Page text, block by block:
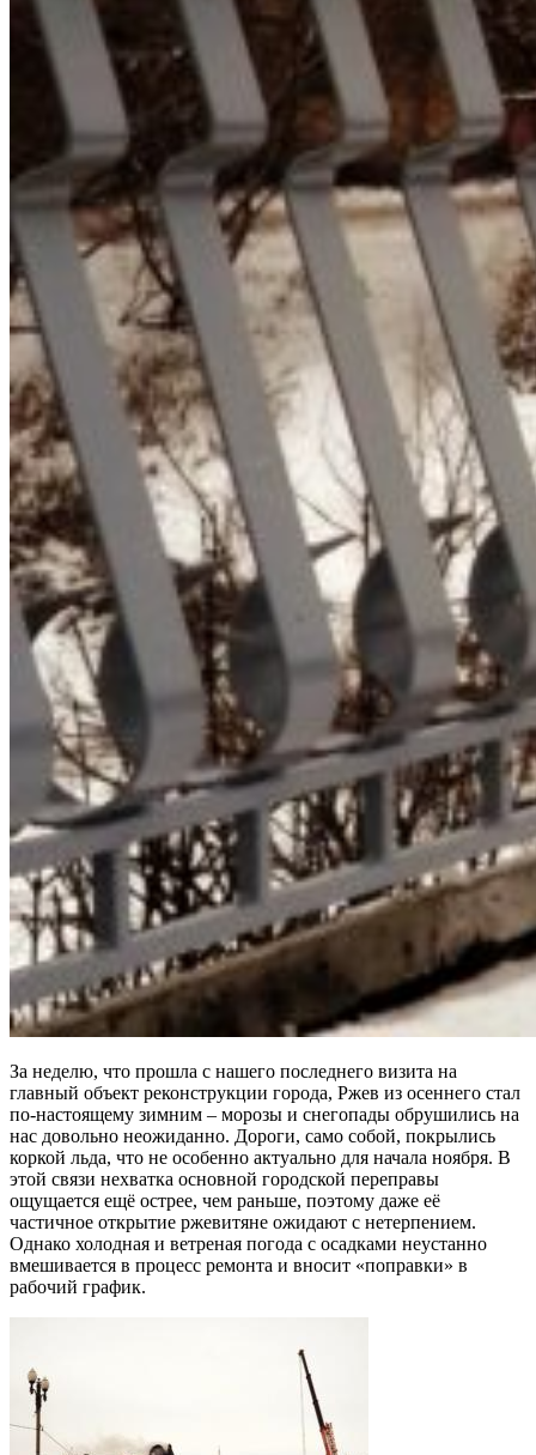
За неделю, что прошла с нашего последнего визита на
главный объект реконструкции города, Ржев из осеннего стал
по-настоящему зимним – морозы и снегопады обрушились на
нас довольно неожиданно. Дороги, само собой, покрылись
коркой льда, что не особенно актуально для начала ноября. В
этой связи нехватка основной городской переправы
ощущается ещё острее, чем раньше, поэтому даже её
частичное открытие ржевитяне ожидают с нетерпением.
Однако холодная и ветреная погода с осадками неустанно
вмешивается в процесс ремонта и вносит «поправки» в
рабочий график.